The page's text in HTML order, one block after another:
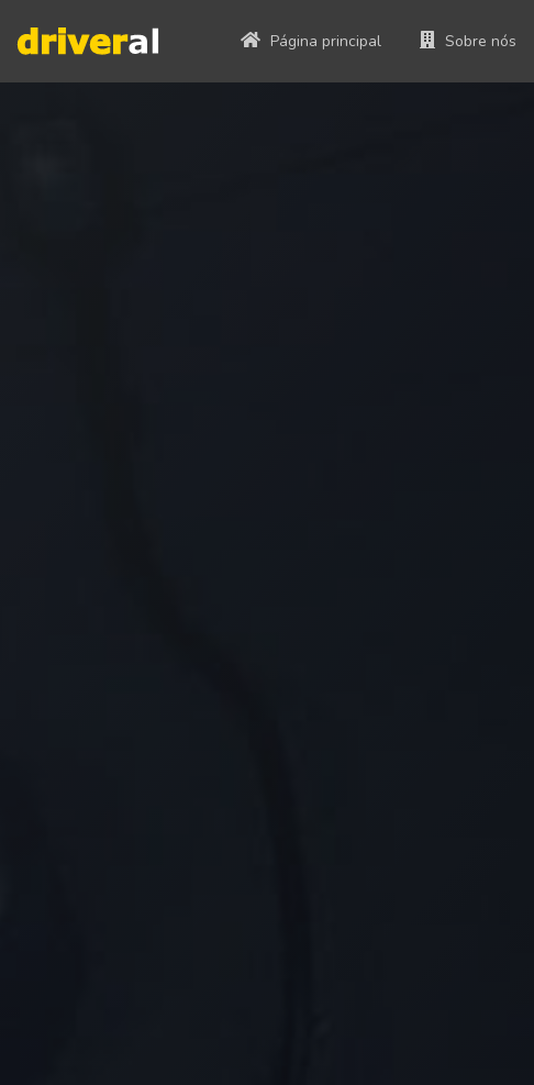
Página principal Sobre nós